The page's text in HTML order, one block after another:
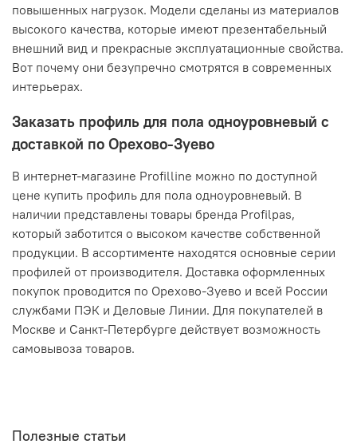
повышенных нагрузок. Модели сделаны из материалов
высокого качества, которые имеют презентабельный
внешний вид и прекрасные эксплуатационные свойства.
Вот почему они безупречно смотрятся в современных
интерьерах.
Заказать профиль для пола одноуровневый с
доставкой по Орехово-Зуево
В интернет-магазине Profilline можно по доступной
цене купить профиль для пола одноуровневый. В
наличии представлены товары бренда Profilpas,
который заботится о высоком качестве собственной
продукции. В ассортименте находятся основные серии
профилей от производителя. Доставка оформленных
покупок проводится по Орехово-Зуево и всей России
службами ПЭК и Деловые Линии. Для покупателей в
Москве и Санкт-Петербурге действует возможность
самовывоза товаров.
Полезные статьи